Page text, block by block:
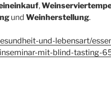
,
und Weinherstellung.
und-lebensart/
mit-blind-tasting-